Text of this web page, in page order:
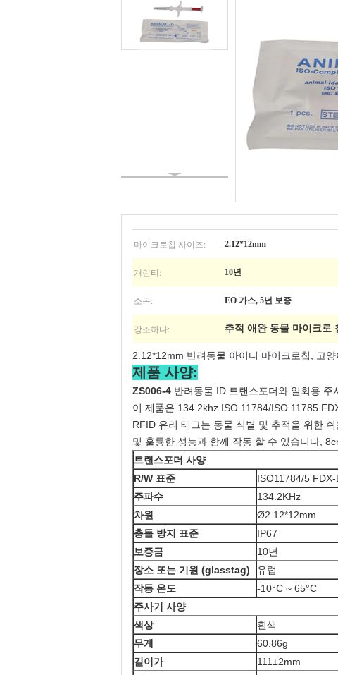
마이크로칩 사이즈: 2.12*12mm
개런티: 10년
소독: EO 가스, 5년 보증
강조하다: 추적 애완 동물 마이크로
2.12*12mm 반려동물 아이디 마이크로칩, 고
제품 사양:
ZS006-4 반려동물 ID 트랜스포더와 일회용 주
이 제품은 134.2khz ISO 11784/ISO 11785
RFID 유리 태그는 동물 식별 및 추적을 위한
및 훌륭한 성능과 함께 작동 할 수 있습니다,
트랜스포더 사양
R/W 표준
ISO11784/5 FDX-
주파수
134.2KHz
차원
Ø2.12*12mm
충돌 방지 표준
IP67
보증금
10년
장소 또는 기원 (glasstag)
유럽
작동 온도
-10°C ~ 65°C
주사기 사양
색상
흰색
무게
60.86g
길이가
111±2mm